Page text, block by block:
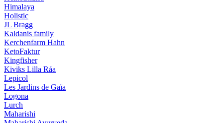
Himalaya
Holistic
JL Bragg
Kaldanis family
Kerchenfarm Hahn
KetoFaktur
Kingfisher
Kiviks Lilla Råa
Lepicol
Les Jardins de Gaïa
Logona
Lurch
Maharishi